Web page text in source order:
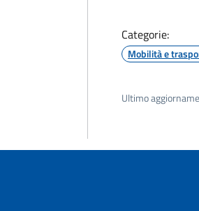
Categorie:
Mobilità e
Ultimo